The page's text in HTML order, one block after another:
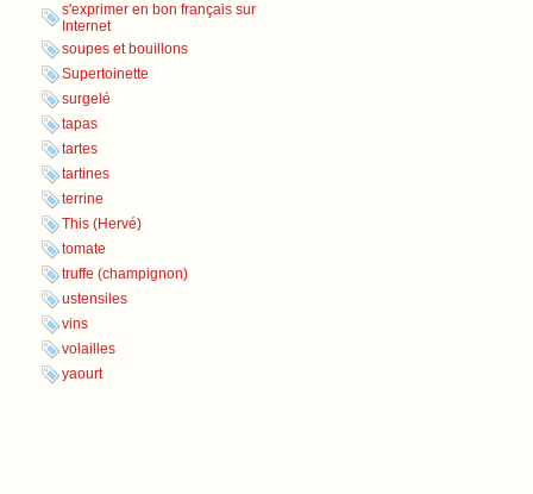
s'exprimer en bon français sur
Internet
soupes et bouillons
Supertoinette
surgelé
tapas
tartes
tartines
terrine
This (Hervé)
tomate
truffe (champignon)
ustensiles
vins
volailles
yaourt